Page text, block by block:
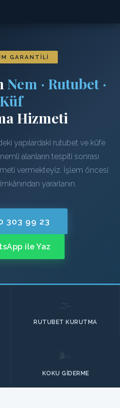
GARANTILI
Nem · Rutubet ·
Küf
Hizmeti
yapılardaki rutubet ve küfe
alanların tespiti sonrası
vermekteyiz. İşlem öncesi
imkânından yararlanın.
303 99 23
ile Yaz
RUTUBET KURUTMA
KOKU GIDERME